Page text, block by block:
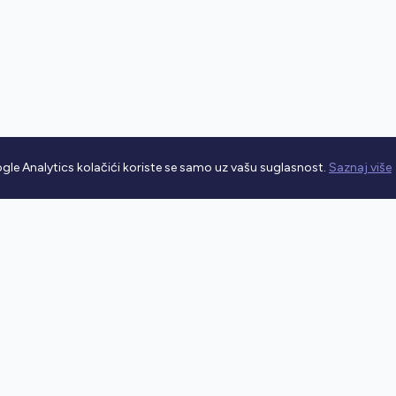
Analytics kolačići koriste se samo uz vašu suglasnost. Saznaj više